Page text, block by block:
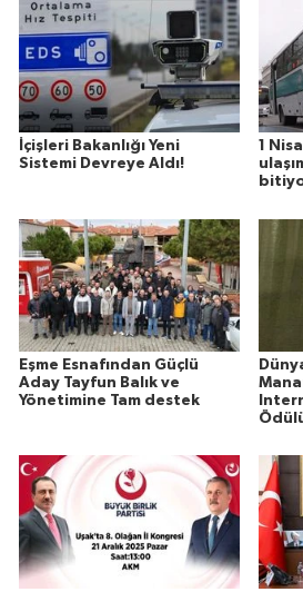
İçişleri Bakanlığı Yeni
Sistemi Devreye Aldı!
1
Eşme Esnafından Güçlü
Aday Tayfun Balık ve
Yönetimine Tam destek